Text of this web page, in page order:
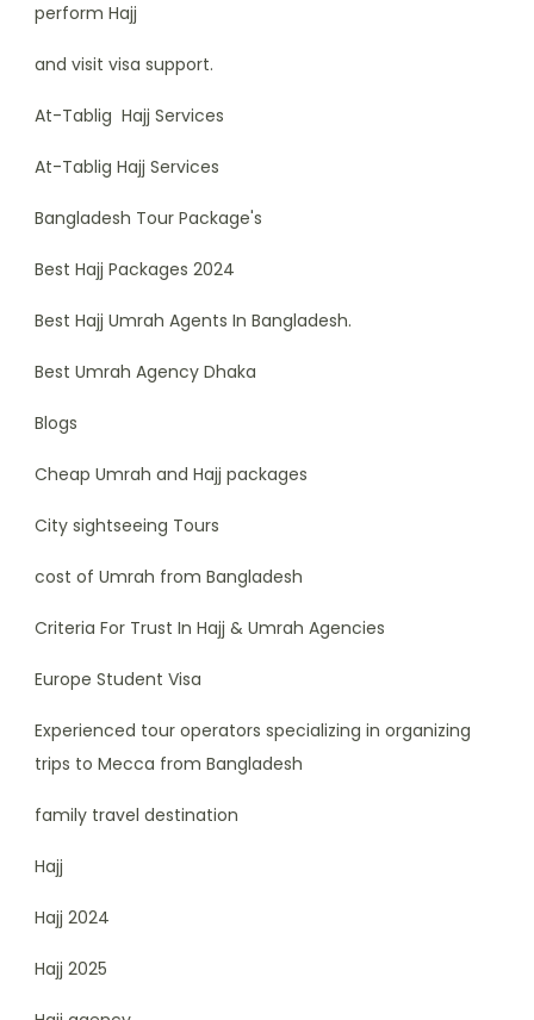
perform Hajj
and visit visa support.
At-Tablig Hajj Services
At-Tablig Hajj Services
Bangladesh Tour Package's
Best Hajj Packages 2024
Best Hajj Umrah Agents In Bangladesh.
Best Umrah Agency Dhaka
Blogs
Cheap Umrah and Hajj packages
City sightseeing Tours
cost of Umrah from Bangladesh
Criteria For Trust In Hajj & Umrah Agencies
Europe Student Visa
Experienced tour operators specializing in organizing
trips to Mecca from Bangladesh
family travel destination
Hajj
Hajj 2024
Hajj 2025